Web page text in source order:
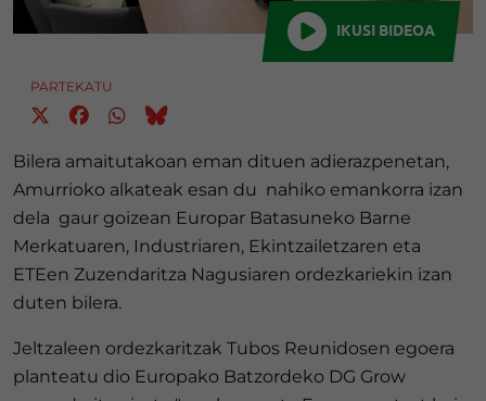
IKUSI BIDEOA
PARTEKATU
Bilera amaitutakoan eman dituen adierazpenetan,
Amurrioko alkateak esan du nahiko emankorra izan
dela gaur goizean Europar Batasuneko Barne
Merkatuaren, Industriaren, Ekintzailetzaren eta
ETEen Zuzendaritza Nagusiaren ordezkariekin izan
duten bilera.
Jeltzaleen ordezkaritzak Tubos Reunidosen egoera
planteatu dio Europako Batzordeko DG Grow